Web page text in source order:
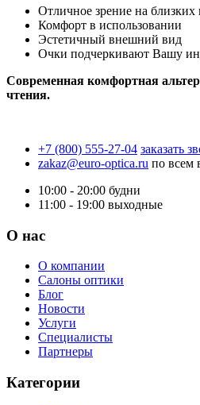
Отличное зрение на близких
Комфорт в использовании
Эстетичный внешний вид
Очки подчеркивают Вашу
Современная комфортная
чтения.
+7 (800) 555-27-04 заказать
zakaz@euro-optica.ru по всем
10:00 - 20:00 будни
11:00 - 19:00 выходные
О нас
О компании
Салоны оптики
Блог
Новости
Услуги
Специалисты
Партнеры
Категории